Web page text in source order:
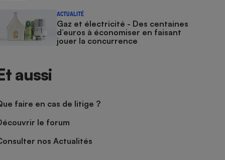
ACTUALITÉ
Gaz et électricité - Des centaines
d’euros à économiser en faisant
jouer la concurrence
aussi
faire en cas de litige ?
le forum
nos Actualités